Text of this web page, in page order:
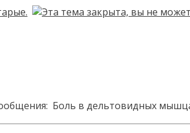
Боль в дельтовидных